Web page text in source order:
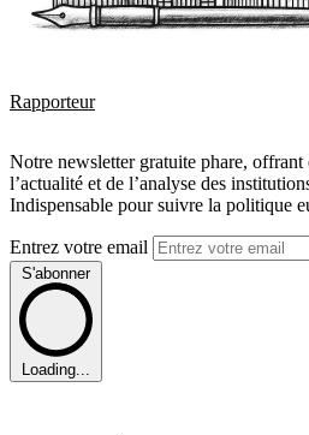
Rapporteur
Notre newsletter gratuite phare, offrant
l’actualité et de l’analyse des
Indispensable pour suivre la politique
Entrez votre email
S'abonner
Loading...